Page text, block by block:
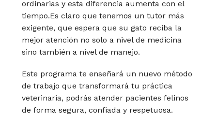
ordinarias y esta diferencia aumenta con el
tiempo.Es claro que tenemos un tutor más
exigente, que espera que su gato reciba la
mejor atención no solo a nivel de medicina
sino también a nivel de manejo.
Este programa te enseñará un nuevo método
de trabajo que transformará tu práctica
veterinaria, podrás atender pacientes felinos
de forma segura, confiada y respetuosa.